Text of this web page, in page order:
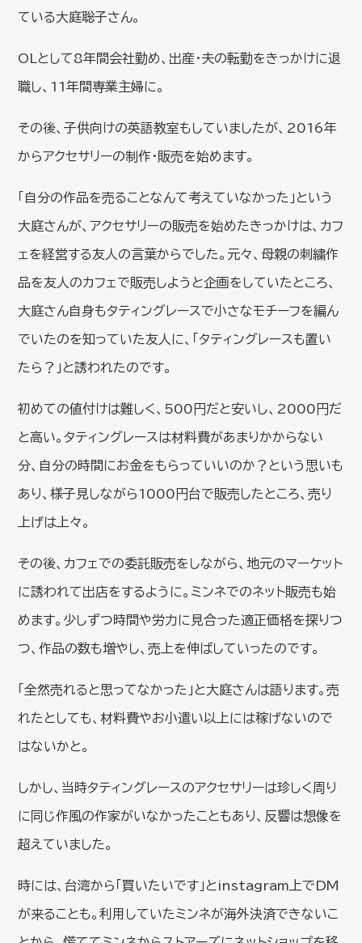
ている大庭聡子さん。
OLとして8年間会社勤め、出産・夫の転勤をきっかけに退
職し、11年間専業主婦に。
その後、子供向けの英語教室もしていましたが、2016年
からアクセサリーの制作・販売を始めます。
「自分の作品を売ることなんて考えていなかった」という
大庭さんが、アクセサリーの販売を始めたきっかけは、カフ
ェを経営する友人の言葉からでした。元々、母親の刺繍作
品を友人のカフェで販売しようと企画をしていたところ、
大庭さん自身もタティングレースで小さなモチーフを編ん
でいたのを知っていた友人に、「タティングレースも置い
たら？」と誘われたのです。
初めての値付けは難しく、500円だと安いし、2000円だ
と高い。タティングレースは材料費があまりかからない
分、自分の時間にお金をもらっていいのか？という思いも
あり、様子見しながら1000円台で販売したところ、売り
上げは上々。
その後、カフェでの委託販売をしながら、地元のマーケット
に誘われて出店をするように。ミンネでのネット販売も始
めます。少しずつ時間や労力に見合った適正価格を探りつ
つ、作品の数も増やし、売上を伸ばしていったのです。
「全然売れると思ってなかった」と大庭さんは語ります。売
れたとしても、材料費やお小遣い以上には稼げないので
はないかと。
しかし、当時タティングレースのアクセサリーは珍しく周り
に同じ作風の作家がいなかったこともあり、反響は想像を
超えていました。
時には、台湾から「買いたいです」とinstagram上でDM
が来ることも。利用していたミンネが海外決済できないこ